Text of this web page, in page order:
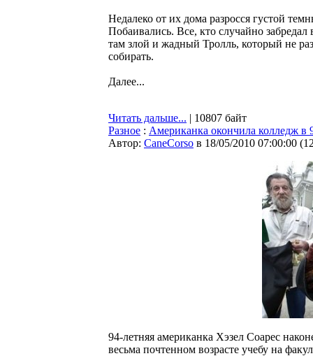
Недалеко от их дома разросся густой
Побаивались. Все, кто случайно
там злой и жадный Тролль, который не
собирать.
Далее...
Читать дальше... | 10807 байт
Разное : Американка окончила колледж в
Автор: CaneCorso в 18/05/2010 07:00:00 (
94-летняя американка Хэзел Соарес
весьма почтенном возрасте учебу на